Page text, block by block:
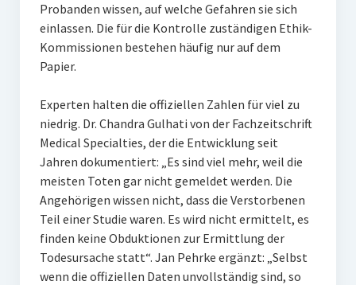
Probanden wissen, auf welche Gefahren sie sich
einlassen. Die für die Kontrolle zuständigen Ethik-
Kommissionen bestehen häufig nur auf dem
Papier.
Experten halten die offiziellen Zahlen für viel zu
niedrig. Dr. Chandra Gulhati von der Fachzeitschrift
Medical Specialties, der die Entwicklung seit
Jahren dokumentiert: „Es sind viel mehr, weil die
meisten Toten gar nicht gemeldet werden. Die
Angehörigen wissen nicht, dass die Verstorbenen
Teil einer Studie waren. Es wird nicht ermittelt, es
finden keine Obduktionen zur Ermittlung der
Todesursache statt“. Jan Pehrke ergänzt: „Selbst
wenn die offiziellen Daten unvollständig sind, so